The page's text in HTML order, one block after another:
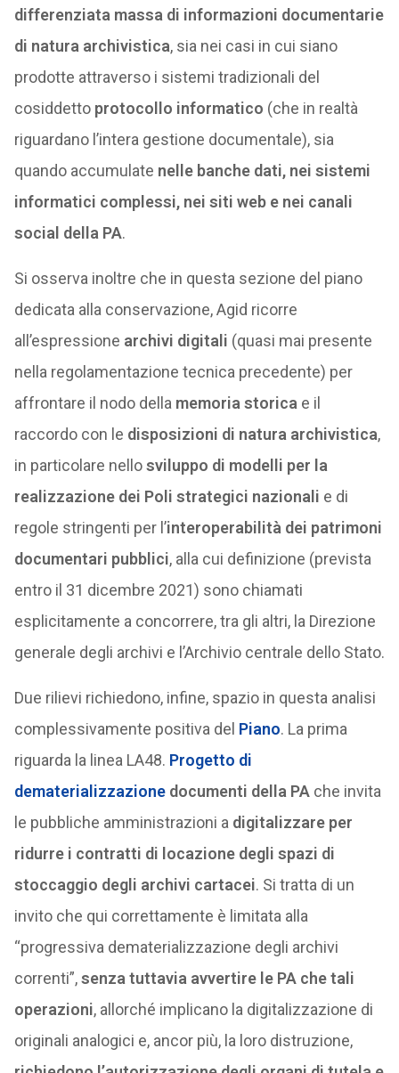
differenziata massa di informazioni documentarie
di natura archivistica, sia nei casi in cui siano
prodotte attraverso i sistemi tradizionali del
cosiddetto protocollo informatico (che in realtà
riguardano l’intera gestione documentale), sia
quando accumulate nelle banche dati, nei sistemi
informatici complessi, nei siti web e nei canali
social della PA.
Si osserva inoltre che in questa sezione del piano
dedicata alla conservazione, Agid ricorre
all’espressione archivi digitali (quasi mai presente
nella regolamentazione tecnica precedente) per
affrontare il nodo della memoria storica e il
raccordo con le disposizioni di natura archivistica,
in particolare nellosviluppo di modelli per la
realizzazione dei Poli strategici nazionali e di
regole stringenti per l’interoperabilità dei patrimoni
documentari pubblici, alla cui definizione (prevista
entro il 31 dicembre 2021) sono chiamati
esplicitamente a concorrere, tra gli altri, la Direzione
generale degli archivi e l’Archivio centrale dello Stato.
Due rilievi richiedono, infine, spazio in questa analisi
complessivamente positiva del Piano. La prima
riguarda la linea LA48. Progetto di
dematerializzazionedocumenti della PAche invita
le pubbliche amministrazioni a digitalizzare per
ridurre i contratti di locazione degli spazi di
stoccaggio degli archivi cartacei. Si tratta di un
invito che qui correttamente è limitata alla
“progressiva dematerializzazione degli archivi
correnti”,senza tuttavia avvertire le PA che tali
operazioni, allorché implicano la digitalizzazione di
originali analogici e, ancor più, la loro distruzione,